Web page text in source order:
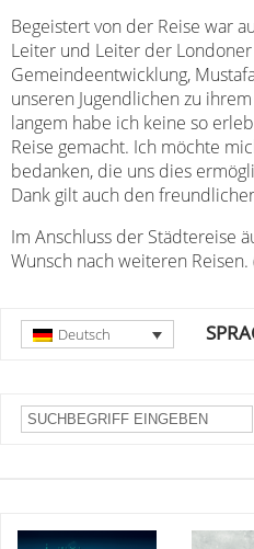
Begeistert von der Reise war
Leiter und Leiter der
Gemeindeentwicklung,
unseren Jugendlichen zu
langem habe ich keine so
Reise gemacht. Ich möchte
bedanken, die uns dies
Dank gilt auch den
Im Anschluss der Städtereise
Wunsch nach weiteren Reisen.
Deutsch